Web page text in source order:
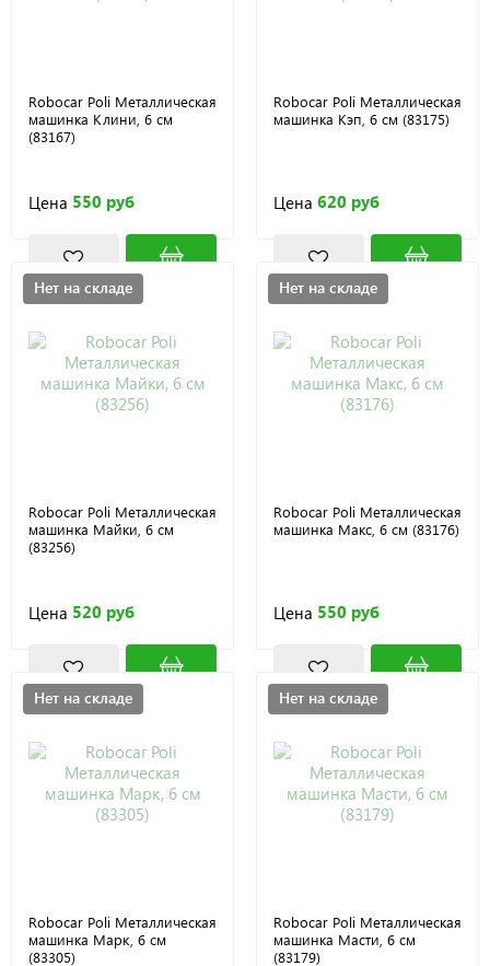
Robocar Poli Металлическая
машинка Клини, 6 см
(83167)
Цена 550 руб
Robocar Poli Металлическая
машинка Кэп, 6 см (83175)
Цена 620 руб
Нет на складе
Robocar Poli Металлическая
машинка Майки, 6 см
(83256)
Цена 520 руб
Нет на складе
Robocar Poli Металлическая
машинка Макс, 6 см (83176)
Цена 550 руб
Нет на складе
Robocar Poli Металлическая
машинка Марк, 6 см
(83305)
Нет на складе
Robocar Poli Металлическая
машинка Масти, 6 см
(83179)